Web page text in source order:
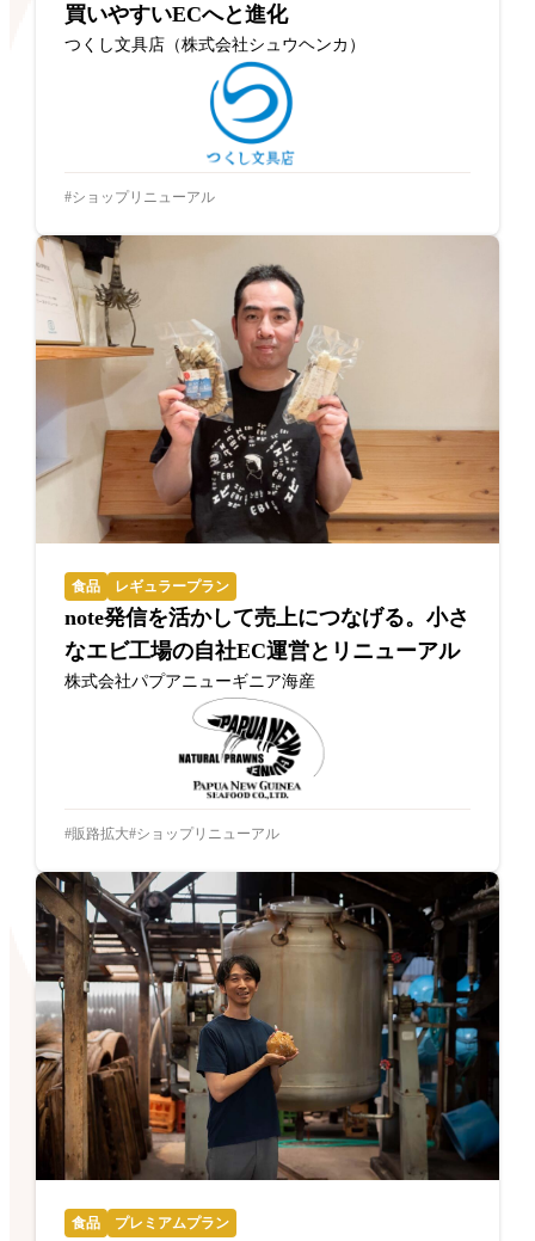
買いやすいECへと進化
つくし文具店（株式会社シュウヘンカ）
ショップリニューアル
食品 レギュラープラン
note発信を活かして売上につなげる。小さ
なエビ工場の自社EC運営とリニューアル
株式会社パプアニューギニア海産
販路拡大 ショップリニューアル
食品 プレミアムプラン